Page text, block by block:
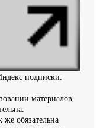
подписки:
материалов,
обязательна